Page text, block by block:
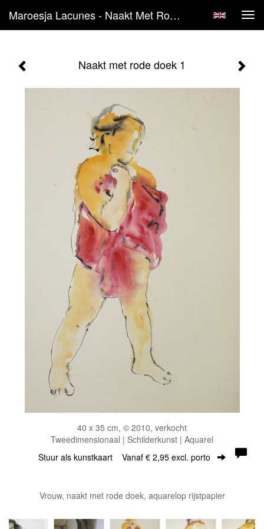
Maroesja Lacunes - Naakt Met Rode Doek 1
Naakt met rode doek 1
40 x 35 cm, © 2010, verkocht
Tweedimensionaal | Schilderkunst | Aquarel
Stuur als kunstkaart Vanaf € 2,95 excl. porto
Vrouw, naakt met rode doek, aquarelop rijstpapier